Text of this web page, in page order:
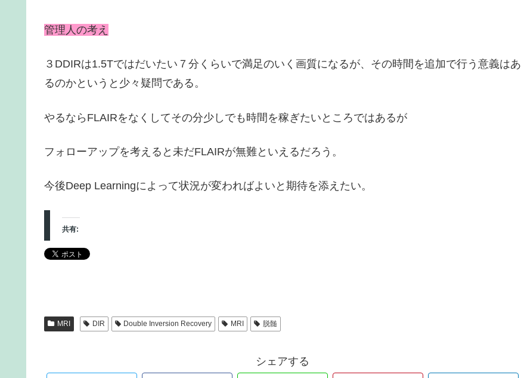
管理人の考え
３DDIRは1.5Tではだいたい７分くらいで満足のいく画質になるが、その時間を追加で行う意義はあ
るのかというと少々疑問である。
やるならFLAIRをなくしてその分少しでも時間を稼ぎたいところではあるが
フォローアップを考えると未だFLAIRが無難といえるだろう。
今後Deep Learningによって状況が変わればよいと期待を添えたい。
共有:
MRI DIR Double Inversion Recovery MRI 脱髄
シェアする